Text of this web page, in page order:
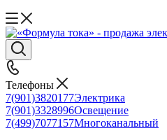
Телефоны
7(901)3820177Электрика
7(901)3328996Освещение
7(499)7077157Многоканальный